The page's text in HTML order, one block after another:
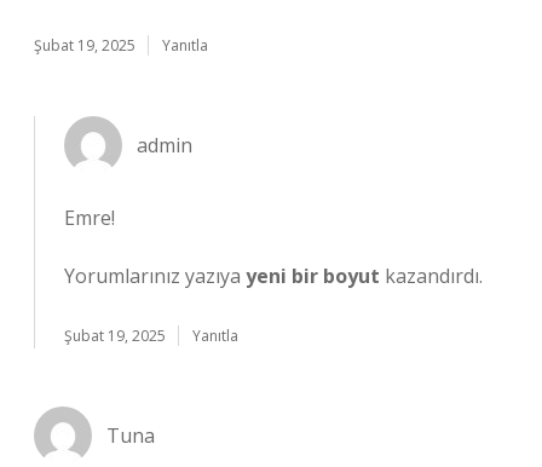
Şubat 19, 2025 Yanıtla
admin
Emre!
Yorumlarınız yazıya yeni bir boyut kazandırdı.
Şubat 19, 2025 Yanıtla
Tuna